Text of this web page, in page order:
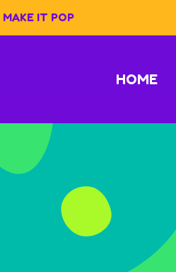
MAKE IT POP
HOME